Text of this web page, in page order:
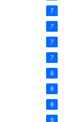
7
7
7
7
6
6
6
5